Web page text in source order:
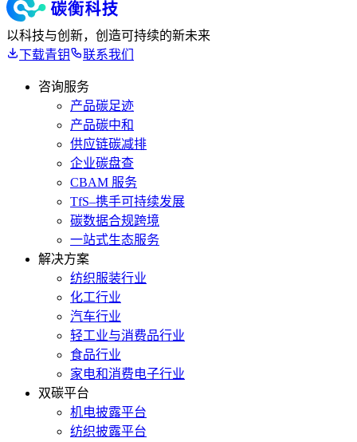
以科技与创新，创造可持续的新未来
下载青钥
联系我们
咨询服务
产品碳足迹
产品碳中和
供应链碳减排
企业碳盘查
CBAM 服务
TfS–携手可持续发展
碳数据合规跨境
一站式生态服务
解决方案
纺织服装行业
化工行业
汽车行业
轻工业与消费品行业
食品行业
家电和消费电子行业
双碳平台
机电披露平台
纺织披露平台